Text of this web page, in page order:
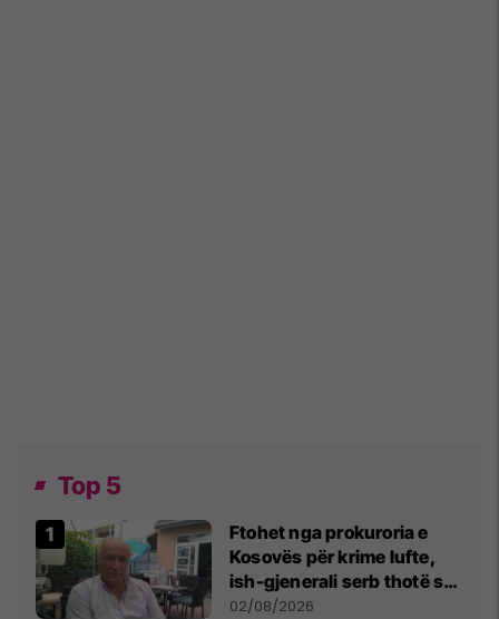
Top 5
Ftohet nga prokuroria e
Kosovës për krime lufte,
ish-gjenerali serb thotë se
dikush e tradhtoi në
02/08/2026